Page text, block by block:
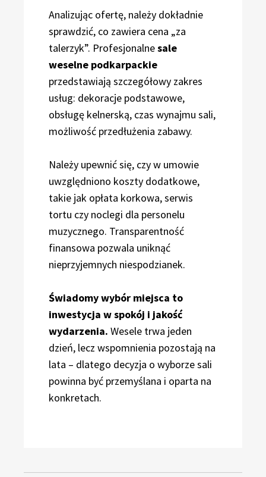
Analizując ofertę, należy dokładnie
sprawdzić, co zawiera cena „za
talerzyk”. Profesjonalnesale
weselne podkarpackie
przedstawiają szczegółowy zakres
usług: dekoracje podstawowe,
obsługę kelnerską, czas wynajmu sali,
możliwość przedłużenia zabawy.
Należy upewnić się, czy w umowie
uwzględniono koszty dodatkowe,
takie jak opłata korkowa, serwis
tortu czy noclegi dla personelu
muzycznego. Transparentność
finansowa pozwala uniknąć
nieprzyjemnych niespodzianek.
Świadomy wybór miejsca to
inwestycja w spokój i jakość
wydarzenia. Wesele trwa jeden
dzień, lecz wspomnienia pozostają na
lata – dlatego decyzja o wyborze sali
powinna być przemyślana i oparta na
konkretach.